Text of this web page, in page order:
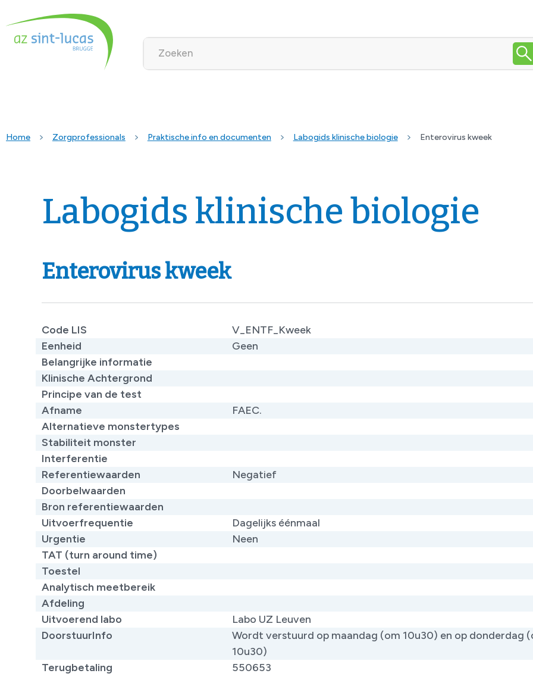
Home Zorgprofessionals Praktische info en documenten Labogids klinische biologie Enterovirus kweek
Labogids klinische biologie
Enterovirus kweek
Code LIS
V_ENTF_Kweek
Eenheid
Geen
Belangrijke informatie
Klinische Achtergrond
Principe van de test
Afname
FAEC.
Alternatieve monstertypes
Stabiliteit monster
Interferentie
Referentiewaarden
Negatief
Doorbelwaarden
Bron referentiewaarden
Uitvoerfrequentie
Dagelijks éénmaal
Urgentie
Neen
TAT (turn around time)
Toestel
Analytisch meetbereik
Afdeling
Uitvoerend labo
Labo UZ Leuven
DoorstuurInfo
Wordt verstuurd op maandag (om 10u30) en op donderdag
10u30)
Terugbetaling
550653